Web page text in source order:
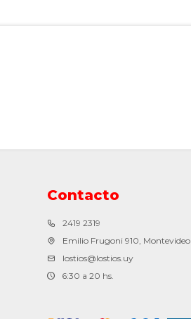
Contacto
2419 2319
Emilio Frugoni 910, Montevideo
lostios@lostios.uy
6:30 a 20 hs.